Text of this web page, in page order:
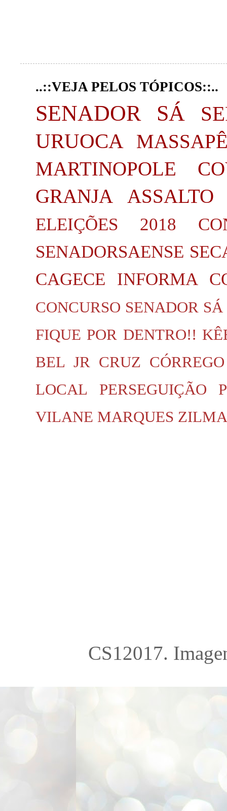
..::VEJA PELOS TÓPICOS::..
SENADOR SÁ
URUOCA
MARTINOPOLE
GRANJA
ASSALTO
ELEIÇÕES 2018
SENADORSAENSE
CAGECE INFORMA
CONCURSO SENADOR SÁ
FIQUE POR DENTRO!!
BEL JR CRUZ CÓRREGO
LOCAL
PERSEGUIÇÃO
VILANE MARQUES
CS12017.